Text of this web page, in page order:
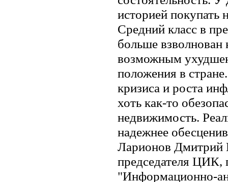
историей покупать
Средний класс в
больше взволнован
возможным
положения в
кризиса и роста
хоть как-то
недвижимость.
надежнее
Ларионов Дмитрий
председателя ЦИК,
"Информационно-